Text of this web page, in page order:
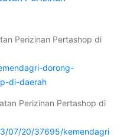
Perizinan Pertashop di
dorong-
di-daerah
Perizinan Pertashop di
07/20/37695/kemendagri